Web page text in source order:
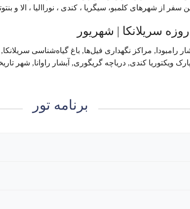
از شهرهای کلمبو، سیگریا ، کندی ، نوراالیا ، الا و
رامبودا, مراکز نگهداری فیل‌ها, باغ گیاه‌شناسی
پارک ویکتوریا کندی, دریاچه گریگوری, آبشار راوانا, شهر
برنامه تور